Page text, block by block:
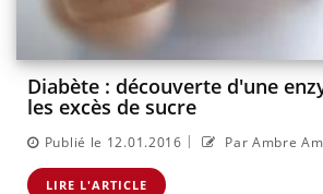
Diabète : découverte d'une
les excès de sucre
Publié le 12.01.2016 | Par Ambre
LIRE L'ARTICLE